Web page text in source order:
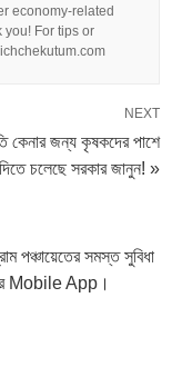
economy-related
you! For tips or
NEXT
জন্য কৃষকদের পাশে
চলেছে সরকার জানুন! »
সমস্ত সুবিধা
Mobile App।